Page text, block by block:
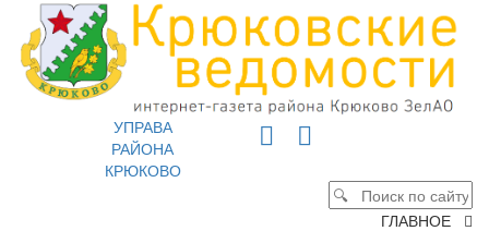
УПРАВА
РАЙОНА
КРЮКОВО
ГЛАВНОЕ